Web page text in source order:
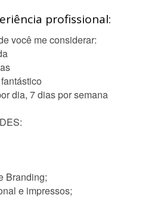
profissional:
você me considerar:
dia, 7 dias por semana
Branding;
e impressos;